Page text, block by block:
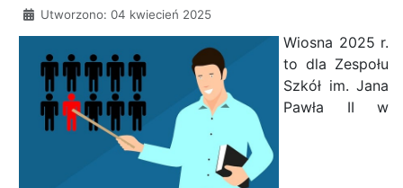
Utworzono: 04 kwiecień 2025
Wiosna 2025 r.
to dla Zespołu
Szkół im. Jana
Pawła II w